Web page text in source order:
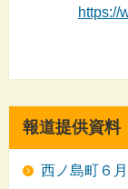
https://
報道提供資料
西ノ島町６